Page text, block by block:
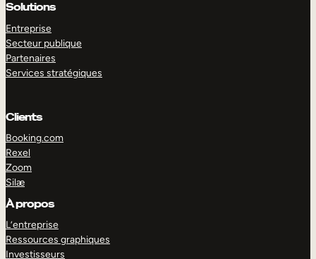
Solutions
Entreprise
Secteur publique
Partenaires
Services stratégiques
Clients
Booking.com
Rexel
Zoom
Silæ
À propos
L’entreprise
Ressources graphiques
Investisseurs